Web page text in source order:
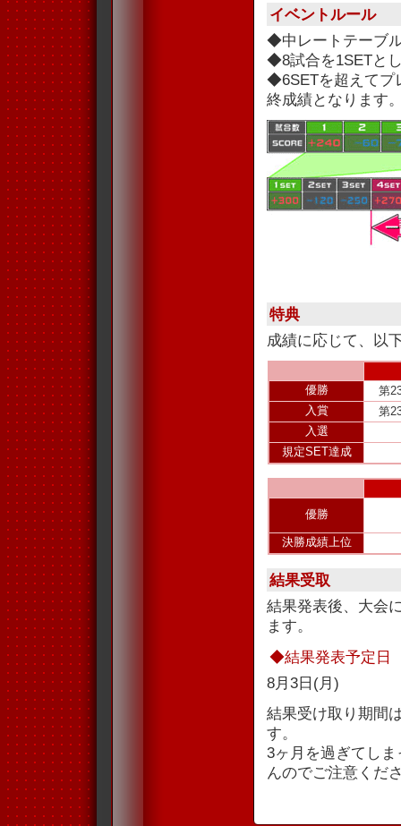
イベントルール
◆中レートテーブ
◆8試合を1SETと
◆6SETを超えてプ
終成績となります
特典
成績に応じて、以
優勝
第
入賞
第
入選
規定SET達成
優勝
決勝成績上位
結果受取
結果発表後、大会
ます。
◆結果発表予定日
8月3日(月)
結果受け取り期間
す。
3ヶ月を過ぎてし
んのでご注意くだ